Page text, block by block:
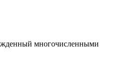
многочисленными